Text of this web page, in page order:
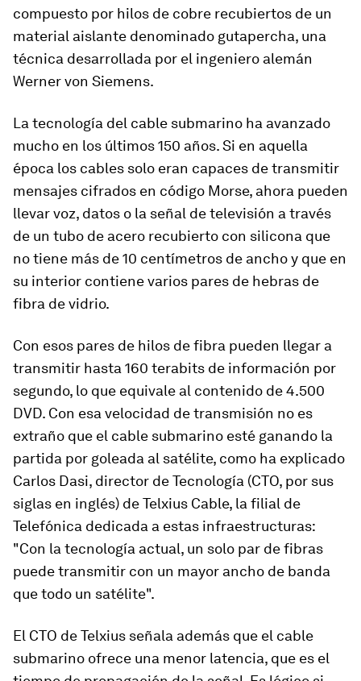
compuesto por hilos de cobre recubiertos de un
material aislante denominado gutapercha, una
técnica desarrollada por el ingeniero alemán
Werner von Siemens.
La tecnología del cable submarino ha avanzado
mucho en los últimos 150 años. Si en aquella
época los cables solo eran capaces de transmitir
mensajes cifrados en código Morse, ahora pueden
llevar voz, datos o la señal de televisión a través
de un tubo de acero recubierto con silicona que
no tiene más de 10 centímetros de ancho y que en
su interior contiene varios pares de hebras de
fibra de vidrio.
Con esos pares de hilos de fibra pueden llegar a
transmitir hasta 160 terabits de información por
segundo, lo que equivale al contenido de4.500
DVD. Con esa velocidad de transmisión no es
extraño que el cable submarino esté ganando la
partida por goleada al satélite, como ha explicado
Carlos Dasi, director de Tecnología (CTO, por sus
siglas en inglés) de Telxius Cable, la filial de
Telefónica dedicada a estas infraestructuras:
"Con la tecnología actual, un solo par de fibras
puede transmitir con un mayor ancho de banda
que todo un satélite".
El CTO de Telxius señala además que el cable
submarino ofrece una menor latencia, que es el